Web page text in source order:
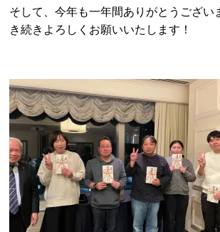
そして、今年も一年間ありがとうござい
き続きよろしくお願いいたします！